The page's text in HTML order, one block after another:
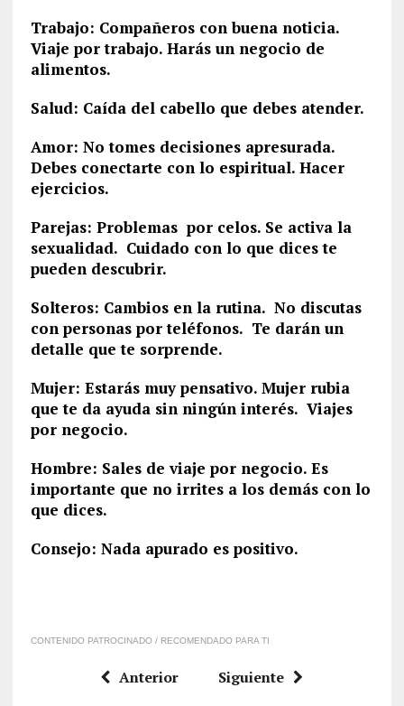
Trabajo: Compañeros con buena noticia.
Viaje por trabajo. Harás un negocio de
alimentos.
Salud: Caída del cabello que debes atender.
Amor: No tomes decisiones apresurada.
Debes conectarte con lo espiritual. Hacer
ejercicios.
Parejas: Problemas por celos. Se activa la
sexualidad. Cuidado con lo que dices te
pueden descubrir.
Solteros: Cambios en la rutina. No discutas
con personas por teléfonos. Te darán un
detalle que te sorprende.
Mujer: Estarás muy pensativo. Mujer rubia
que te da ayuda sin ningún interés. Viajes
por negocio.
Hombre: Sales de viaje por negocio. Es
importante que no irrites a los demás con lo
que dices.
Consejo: Nada apurado es positivo.
CONTENIDO PATROCINADO / RECOMENDADO PARA TI
Anterior Siguiente